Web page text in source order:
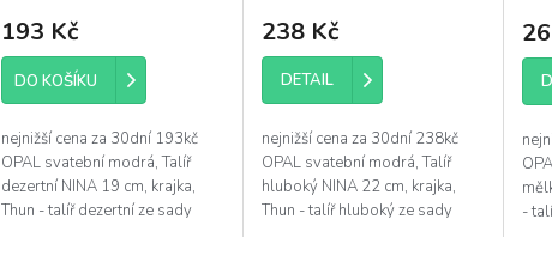
produktu
je
4,7
z
hvězdiček.
193 Kč
DO KOŠÍKU
nejnižší cena za 30dní 193kč
OPAL svatební modrá, Talíř
dezertní NINA 19 cm, krajka,
Thun - talíř dezertní ze sady
238 Kč
DETAIL
nejnižší cena za 30dní 238kč
OPAL svatební modrá, Talíř
hluboký NINA 22 cm, krajka,
Thun - talíř hluboký ze sady
je
4,8
z
-